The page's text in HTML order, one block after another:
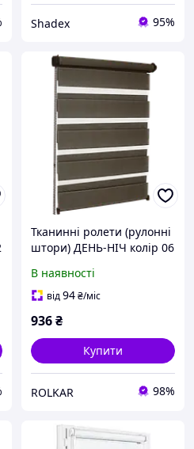
Shadex 95%
Тканинні ролети (рулонні
штори) ДЕНЬ-НІЧ колір 06
(Польща)
В наявності
від94₴/міс
936₴
Купити
ROLKAR 98%